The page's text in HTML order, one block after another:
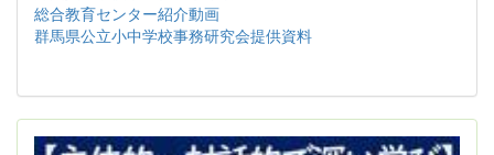
総合教育センター紹介動画
群馬県公立小中学校事務研究会提供資料